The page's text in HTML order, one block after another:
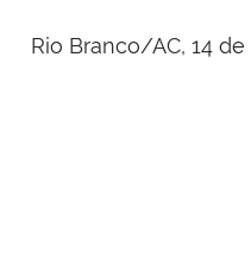
Rio Branco/AC, 14